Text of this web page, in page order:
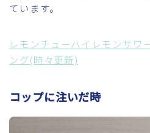
ています。
レモンチューハイレモンサワ
ング(時々更新)
コップに注いだ時